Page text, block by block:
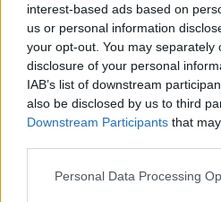
interest-based ads based on
us or personal information
your opt-out. You may separately
disclosure of your personal
IAB’s list of downstream
also be disclosed by us to third
Downstream Participants that
Personal Data Processing